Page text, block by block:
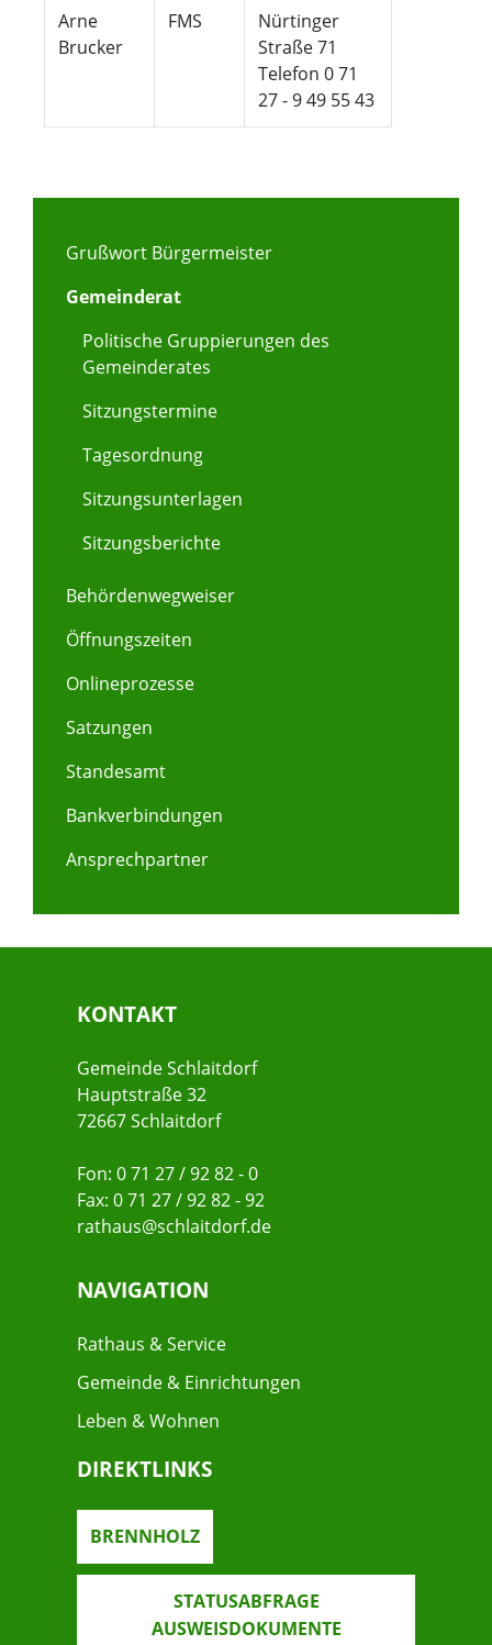
Arne
Brucker
FMS
Nürtinger
Straße 71
Telefon 0 71
27 - 9 49 55 43
Grußwort Bürgermeister
Gemeinderat
Politische Gruppierungen des
Gemeinderates
Sitzungstermine
Tagesordnung
Sitzungsunterlagen
Sitzungsberichte
Behördenwegweiser
Öffnungszeiten
Onlineprozesse
Satzungen
Standesamt
Bankverbindungen
Ansprechpartner
KONTAKT
Gemeinde Schlaitdorf
Hauptstraße 32
72667 Schlaitdorf
Fon: 0 71 27 / 92 82 - 0
Fax: 0 71 27 / 92 82 - 92
rathaus@schlaitdorf.de
NAVIGATION
Rathaus & Service
Gemeinde & Einrichtungen
Leben & Wohnen
DIREKTLINKS
BRENNHOLZ
STATUSABFRAGE
AUSWEISDOKUMENTE